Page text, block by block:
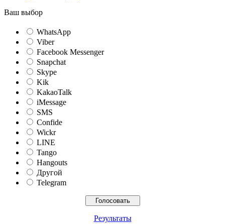
Ваш выбор
WhatsApp
Viber
Facebook Messenger
Snapchat
Skype
Kik
KakaoTalk
iMessage
SMS
Confide
Wickr
LINE
Tango
Hangouts
Другой
Telegram
Результаты